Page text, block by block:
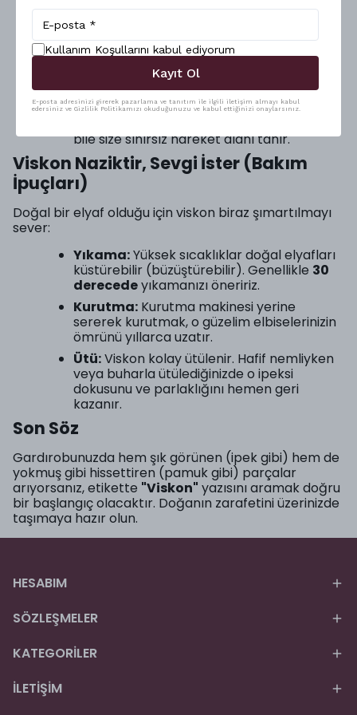
soluklaşmaz, ilk günkü parlaklığını ve
canlılığını korur.
✨Cilt Dostu:Kayın ağacı selülozundan
geldiği için antialerjiktir. Statik elektrik
oluşturmaz (yani eteğiniz bacağınıza
yapışmaz, saçlarınız elektriklenmez).
🤸‍♀️Hareket Özgürlüğü:Örme tekniğiyle
bile size sınırsız hareket alanı tanır.
Viskon Naziktir, Sevgi İster (Bakım
İpuçları)
Doğal bir elyaf olduğu için viskon biraz şımartılmayı
sever:
Yıkama:Yüksek sıcaklıklar doğal elyafları
küstürebilir (büzüştürebilir). Genellikle 30
derecedeyıkamanızı öneririz.
Kurutma: Kurutma makinesi yerine
sererek kurutmak, o güzelim elbiselerinizin
ömrünü yıllarca uzatır.
Ütü:Viskon kolay ütülenir. Hafif nemliyken
veya buharla ütülediğinizde o ipeksi
dokusunu ve parlaklığını hemen geri
kazanır.
Son Söz
Gardırobunuzda hem şık görünen (ipek gibi) hem de
yokmuş gibi hissettiren (pamuk gibi) parçalar
arıyorsanız, etikette "Viskon" yazısını aramak doğru
bir başlangıç olacaktır. Doğanın zarafetini üzerinizde
taşımaya hazır olun.
HESABIM
SÖZLEŞMELER
KATEGORİLER
İLETİŞİM
Kullanım Koşullarını kabul ediyorum
Kayıt Ol
E-posta adresinizi girerek pazarlama ve tanıtım ile ilgili iletişim almayı kabul
edersiniz ve Gizlilik Politikamızı okuduğunuzu ve kabul ettiğinizi onaylarsınız.